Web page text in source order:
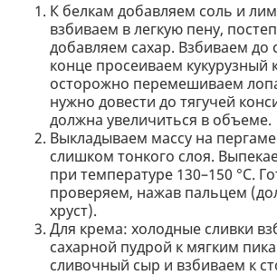
К белкам добавляем соль и
взбиваем в легкую пену,
добавляем сахар. Взбиваем до
конце просеиваем кукурузный
осторожно перемешиваем
нужно довести до тягучей
должна увеличиться в объеме.
Выкладываем массу на
слишком тонкого слоя.
при температуре 130–150 °C.
проверяем, нажав пальцем
хруст).
Для крема: холодные сливки
сахарной пудрой к мягким
сливочный сыр и взбиваем к